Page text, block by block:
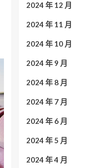
2024 年 12 月
2024 年 11 月
2024 年 10 月
2024 年 9 月
2024 年 8 月
2024 年 7 月
2024 年 6 月
2024 年 5 月
2024 年 4 月